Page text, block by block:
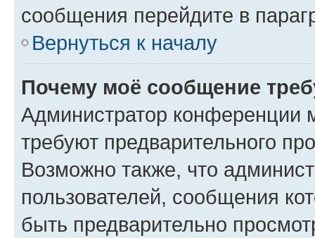
сообщения перейдите в
Вернуться к началу
Почему моё сообщение
Администратор конференции
требуют предварительного
Возможно также, что
пользователей, сообщения
быть предварительно